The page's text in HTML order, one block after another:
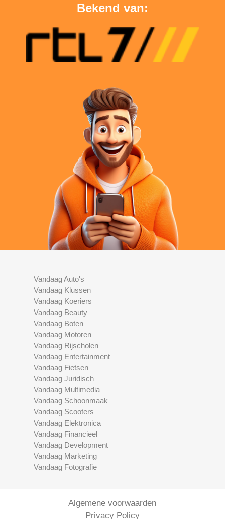
Bekend van:
Vandaag Auto's
Vandaag Klussen
Vandaag Koeriers
Vandaag Beauty
Vandaag Boten
Vandaag Motoren
Vandaag Rijscholen
Vandaag Entertainment
Vandaag Fietsen
Vandaag Juridisch
Vandaag Multimedia
Vandaag Schoonmaak
Vandaag Scooters
Vandaag Elektronica
Vandaag Financieel
Vandaag Development
Vandaag Marketing
Vandaag Fotografie
Algemene voorwaarden
Privacy Policy